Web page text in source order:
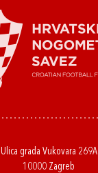
Ulica grada Vukovara 269A
10000 Zagreb